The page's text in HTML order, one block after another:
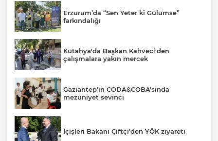
Erzurum’da “Sen Yeter ki Gülümse”
farkındalığı
Kütahya'da Başkan Kahveci'den
çalışmalara yakın mercek
Gaziantep'in CODA&COBA'sında
mezuniyet sevinci
İçişleri Bakanı Çiftçi'den YÖK ziyareti